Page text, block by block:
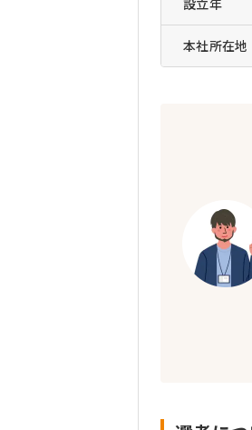
設立年
本社所在地